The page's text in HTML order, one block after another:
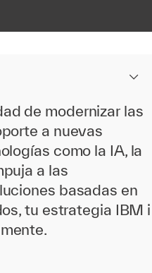
de modernizar las
a nuevas
como la IA, la
a las
basadas en
tu estrategia IBM i